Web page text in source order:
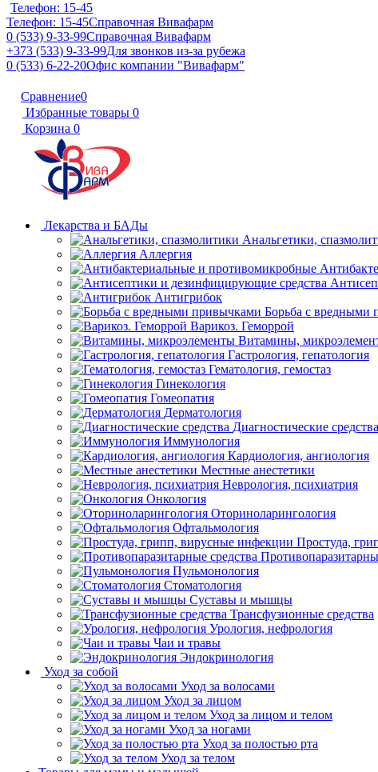
Телефон: 15-45
Телефон: 15-45Справочная Вивафарм
0 (533) 9-33-99Справочная Вивафарм
+373 (533) 9-33-99Для звонков из-за рубежа
0 (533) 6-22-20Офис компании "Вивафарм"
Сравнение0
Избранные товары 0
Корзина 0
Лекарства и БАДы
Анальгетики,
Аллергия
Антигрибок
Борьба с вредными
Варикоз. Геморрой
Витамины,
Гастрология, гепатология
Гематология, гемостаз
Гинекология
Гомеопатия
Дерматология
Диагностические средства
Иммунология
Кардиология, ангиология
Местные анестетики
Неврология, психиатрия
Онкология
Оториноларингология
Офтальмология
Простуда,
Пульмонология
Стоматология
Суставы и мышцы
Трансфузионные средства
Урология, нефрология
Чаи и травы
Эндокринология
Уход за собой
Уход за волосами
Уход за лицом
Уход за лицом и телом
Уход за ногами
Уход за полостью рта
Уход за телом